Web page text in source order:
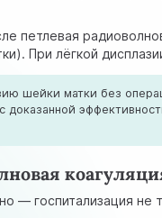
петлевая
). При лёгкой
шейки матки без
доказанной
— госпитализация не